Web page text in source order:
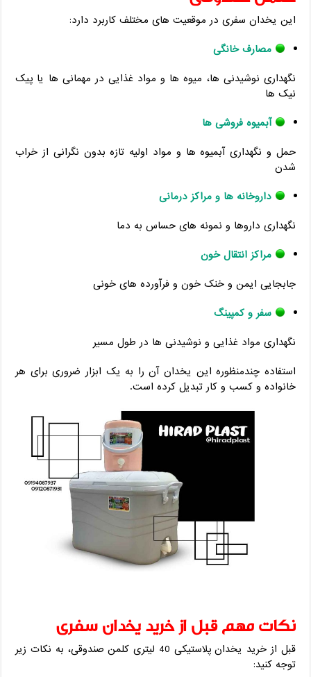
این یخدان سفری در موقعیت ‌های مختلف کاربرد دارد:
مصارف خانگی
نگهداری نوشیدنی ‌ها، میوه‌ ها و مواد غذایی در مهمانی ‌ها یا پیک
‌نیک‌ ها
آبمیوه فروشی ‌ها
حمل و نگهداری آبمیوه‌ ها و مواد اولیه تازه بدون نگرانی از خراب
شدن
داروخانه‌ ها و مراکز درمانی
نگهداری داروها و نمونه ‌های حساس به دما
مراکز انتقال خون
جابجایی ایمن و خنک خون و فرآورده‌ های خونی
سفر و کمپینگ
نگهداری مواد غذایی و نوشیدنی ‌ها در طول مسیر
استفاده چندمنظوره این یخدان آن را به یک ابزار ضروری برای هر
خانواده و کسب‌ و کار تبدیل کرده است.
نکات مهم قبل از خرید یخدان سفری
قبل از خرید یخدان پلاستیکی 40 لیتری کلمن صندوقی، به نکات زیر
توجه کنید: